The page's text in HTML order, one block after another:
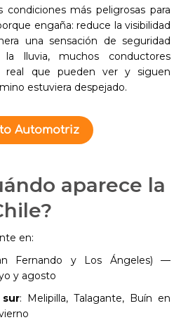
más peligrosas para
engaña: reduce la visibilidad
una sensación de seguridad
lluvia, muchos conductores
real que pueden ver y siguen
estuviera despejado.
Automotriz
aparece la
en:
Fernando y Los Ángeles) —
y agosto
: Melipilla, Talagante, Buín en